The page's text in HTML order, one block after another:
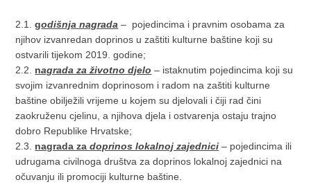
2.1.godišnja nagrada – pojedincima i pravnim osobama za
njihov izvanredan doprinos u zaštiti kulturne baštine koji su
ostvarili tijekom 2019. godine;
2.2. nagrada za životno djelo – istaknutim pojedincima koji su
svojim izvanrednim doprinosom i radom na zaštiti kulturne
baštine obilježili vrijeme u kojem su djelovali i čiji rad čini
zaokruženu cjelinu, a njihova djela i ostvarenja ostaju trajno
dobro Republike Hrvatske;
2.3. nagrada zadoprinos lokalnoj zajednici – pojedincima ili
udrugama civilnoga društva za doprinos lokalnoj zajednici na
očuvanju ili promociji kulturne baštine.